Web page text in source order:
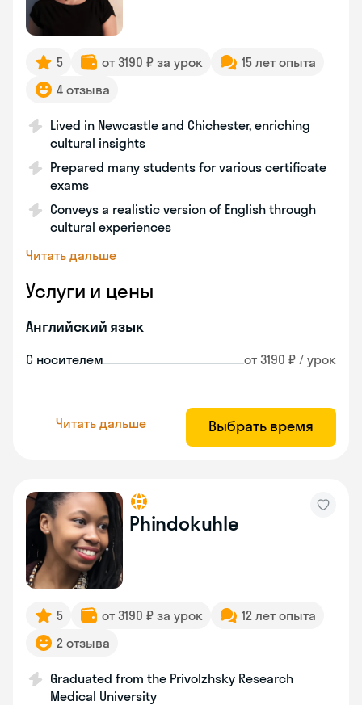
5 от 3190 ₽ за урок
15 лет опыта
4 отзыва
Lived in Newcastle and Chichester, enriching
cultural insights
Prepared many students for various certificate
exams
Conveys a realistic version of English through
cultural experiences
Читать дальше
Услуги и цены
Английский язык
С носителем от 3190 ₽ / урок
Читать дальше Выбрать время
Phindokuhle
5 от 3190 ₽ за урок
12 лет опыта
2 отзыва
Graduated from the Privolzhsky Research
Medical University